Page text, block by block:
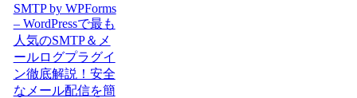
SMTP by WPForms
– WordPressで最も
人気のSMTP＆メ
ールログプラグイ
ン徹底解説！安全
なメール配信を簡